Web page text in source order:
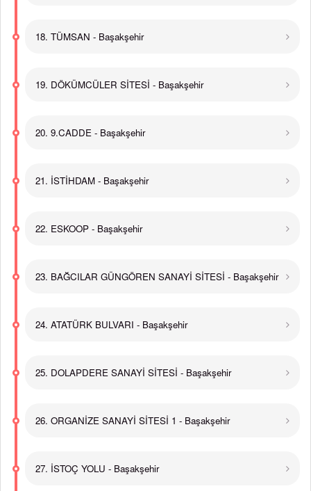
18. TÜMSAN - Başakşehir
19. DÖKÜMCÜLER SİTESİ - Başakşehir
20. 9.CADDE - Başakşehir
21. İSTİHDAM - Başakşehir
22. ESKOOP - Başakşehir
23. BAĞCILAR GÜNGÖREN SANAYİ SİTESİ - Başakşehir
24. ATATÜRK BULVARI - Başakşehir
25. DOLAPDERE SANAYİ SİTESİ - Başakşehir
26. ORGANİZE SANAYİ SİTESİ 1 - Başakşehir
27. İSTOÇ YOLU - Başakşehir